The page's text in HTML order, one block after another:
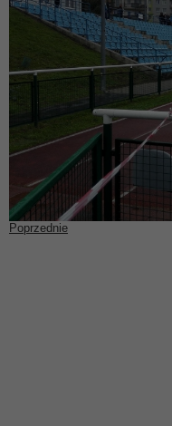
Poprzednie